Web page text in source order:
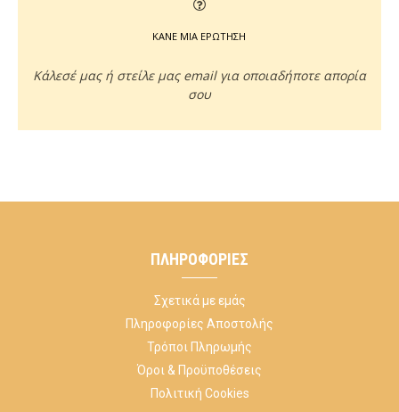
ΚΑΝΕ ΜΙΑ ΕΡΩΤΗΣΗ
Κάλεσέ μας ή στείλε μας email για οποιαδήποτε απορία
σου
ΠΛΗΡΟΦΟΡΊΕΣ
Σχετικά με εμάς
Πληροφορίες Αποστολής
Τρόποι Πληρωμής
Όροι & Προϋποθέσεις
Πολιτική Cookies